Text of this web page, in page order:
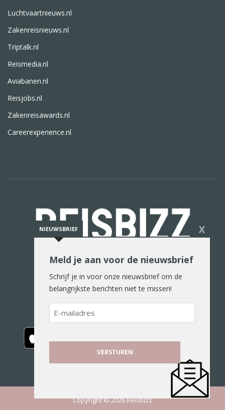
Luchtvaartnieuws.nl
Zakenreisnieuws.nl
Triptalk.nl
Reismedia.nl
Aviabanen.nl
Reisjobs.nl
Zakenreisawards.nl
Careerexperience.nl
De reiswereld in woord en beeld
Copyright © 2026 Reisbizz
NIEUWSBRIEF X
Meld je aan voor de nieuwsbrief
Schrijf je in voor onze nieuwsbrief om de
belangrijkste berichten niet te missen!
E-
mailadres